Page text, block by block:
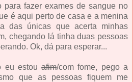
para fazer exames de sangue no
é aqui perto de casa e a menina
das únicas que acerta minhas
chegando lá tinha duas pessoas
Ok, dá para esperar...
eu estouafim/com fome, pego a
que as pessoas fiquem me